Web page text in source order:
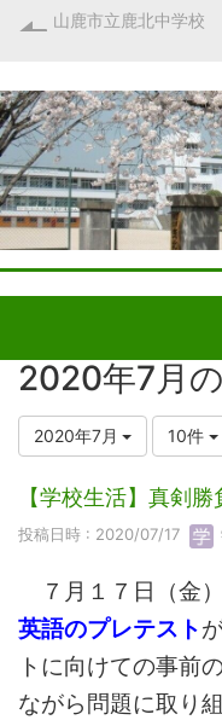
山鹿市立鹿北中学校
2020年7月
2020年7月 10件
【学校生活】真剣
投稿日時 : 2020/07/17
７月１７日（金）
英語のプレテスト
トに向けての事前
ながら問題に取り